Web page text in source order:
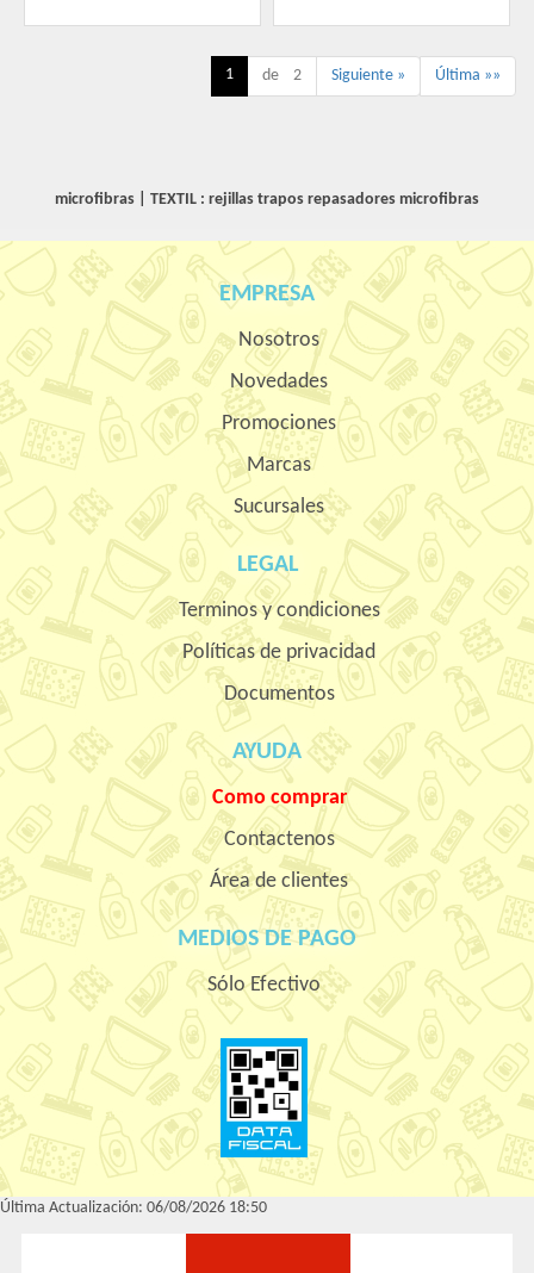
1 de 2 Siguiente » Última »»
microfibras TEXTIL : rejillas trapos repasadores microfibras
EMPRESA
Nosotros
Novedades
Promociones
Marcas
Sucursales
LEGAL
Terminos y condiciones
Políticas de privacidad
Documentos
AYUDA
Como comprar
Contactenos
Área de clientes
MEDIOS DE PAGO
Sólo Efectivo
Última Actualización: 06/08/2026 18:50